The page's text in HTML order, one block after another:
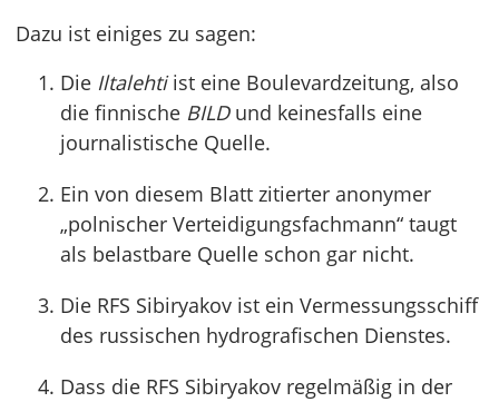
Dazu ist einiges zu sagen:
Die Iltalehtiist eine Boulevardzeitung, also
die finnische BILDund keinesfalls eine
journalistische Quelle.
Ein von diesem Blatt zitierter anonymer
„polnischer Verteidigungsfachmann“ taugt
als belastbare Quelle schon gar nicht.
Die RFS Sibiryakov ist ein Vermessungsschiff
des russischen hydrografischen Dienstes.
Dass die RFS Sibiryakov regelmäßig in der